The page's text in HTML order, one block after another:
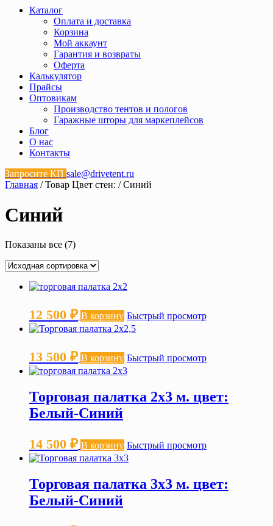
Каталог
Оплата и доставка
Корзина
Мой аккаунт
Гарантия и возвраты
Оферта
Калькулятор
Прайсы
Оптовикам
Производство тентов и пологов
Гаражные шторы для маркеплейсов
Блог
О нас
Контакты
Запросите КП sale@drivetent.ru
Главная / Товар Цвет стен: / Синий
Синий
Показаны все (7)
12 500 ₽ В корзину Быстрый просмотр
13 500 ₽ В корзину Быстрый просмотр
Торговая палатка 2х3 м. цвет:
Белый-Синий
14 500 ₽ В корзину Быстрый просмотр
Торговая палатка 3х3 м. цвет:
Белый-Синий